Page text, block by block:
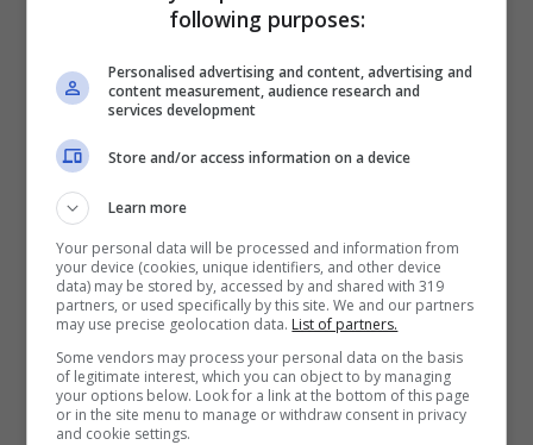
coupé sotto un involucro aderente, che
mette in mostra molte delle linee più curve
dell’auto, come i parafanghi posteriori.
Nella parte anteriore, la nuova GT ha fari
orientati più verticalmente rispetto al
modello uscente, anche se il cofano ha un
rivestimento sottostante che ne deforma la
forma elegante. La parte posteriore è la
stessa, con sottili luci posteriori spinte
verso l’esterno con il lucido scarico
quadruplo che spunta attraverso il paraurti
following purposes:
Personalised advertising and content, advertising and
content measurement, audience research and
services development
Store and/or access information on a device
Learn more
Your personal data will be processed and information from
your device (cookies, unique identifiers, and other device
data) may be stored by, accessed by and shared with 319
partners, or used specifically by this site. We and our partners
may use precise geolocation data. List of partners.
Some vendors may process your personal data on the basis
of legitimate interest, which you can object to by managing
your options below. Look for a link at the bottom of this page
or in the site menu to manage or withdraw consent in privacy
and cookie settings.